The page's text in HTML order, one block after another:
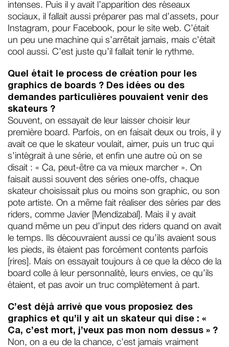
intenses. Puis il y avait l’apparition des réseaux
sociaux, il fallait aussi préparer pas mal d’assets, pour
Instagram, pour Facebook, pour le site web. C’était
un peu une machine qui s’arrêtait jamais, mais c’était
cool aussi. C’est juste qu’il fallait tenir le rythme.
Quel était le process de création pour les
graphics de boards ? Des idées ou des
demandes particulières pouvaient venir des
skateurs ?
Souvent, on essayait de leur laisser choisir leur
première board. Parfois, on en faisait deux ou trois, il y
avait ce que le skateur voulait, aimer, puis un truc qui
s’intégrait à une série, et enfin une autre où on se
disait : « Ça, peut-être ça va mieux marcher ». On
faisait aussi souvent des séries one-offs, chaque
skateur choisissait plus ou moins son graphic, ou son
pote artiste. On a même fait réaliser des séries par des
riders, comme Javier [Mendizabal]. Mais il y avait
quand même un peu d’input des riders quand on avait
le temps. Ils découvraient aussi ce qu’ils avaient sous
les pieds, ils étaient pas forcément contents parfois
[rires]. Mais on essayait toujours à ce que la déco de la
board colle à leur personnalité, leurs envies, ce qu’ils
étaient, et pas avoir un truc complètement à part.
C’est déjà arrivé que vous proposiez des
graphics et qu’il y ait un skateur qui dise : «
Ça, c’est mort, j’veux pas mon nom dessus » ?
Non, on a eu de la chance, c’est jamais vraiment